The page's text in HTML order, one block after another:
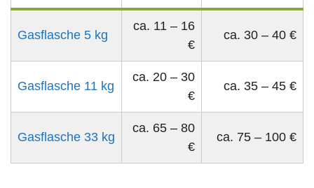
Gasflasche 5 kg
ca. 11 – 16
€
ca. 30 – 40 €
Gasflasche 11 kg
ca. 20 – 30
€
ca. 35 – 45 €
Gasflasche 33 kg
ca. 65 – 80
€
ca. 75 – 100 €